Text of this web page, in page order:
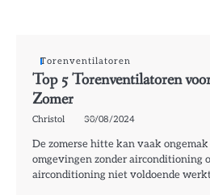
Torenventilatoren
Top 5 Torenventilatoren
Zomer
Christol 30/08/2024
De zomerse hitte kan vaak
omgevingen zonder airconditioning
airconditioning niet voldoende